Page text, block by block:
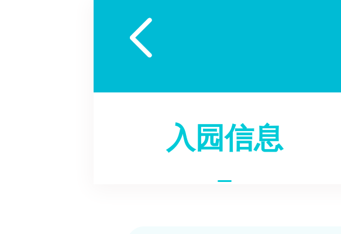

入园信息